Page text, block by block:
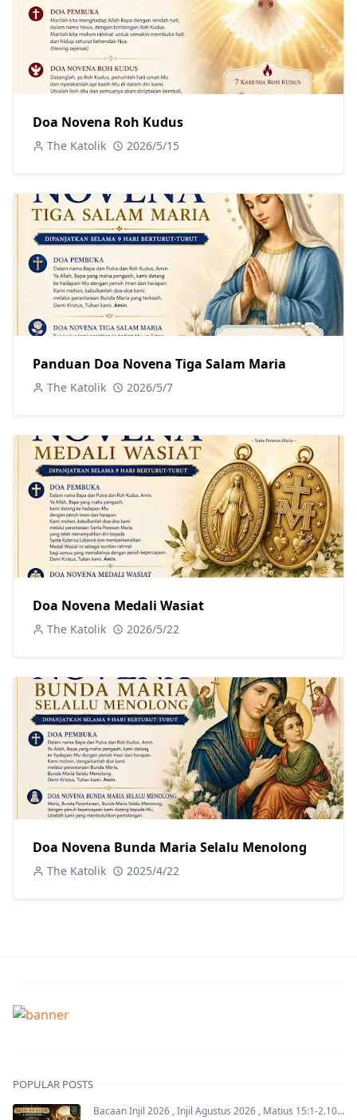
Doa Novena Roh Kudus
The Katolik 2026/5/15
Panduan Doa Novena Tiga Salam Maria
The Katolik 2026/5/7
Doa Novena Medali Wasiat
The Katolik 2026/5/22
Doa Novena Bunda Maria Selalu Menolong
The Katolik 2025/4/22
POPULAR POSTS
Bacaan Injil 2026 ,Injil Agustus 2026 , Matius 15:1-2.10-14